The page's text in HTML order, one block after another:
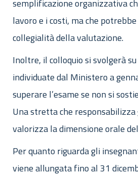
semplificazione organizzativa
lavoro e i costi, ma che
collegialità della valutazione.
Inoltre, il colloquio si svolgerà
individuate dal Ministero a
superare l’esame se non si
Una stretta che
valorizza la dimensione orale
Per quanto riguarda gli
viene allungata fino al 31